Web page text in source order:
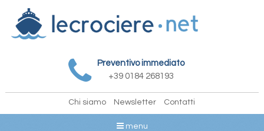
Preventivo immediato
+39 0184 268193
Chi siamo Newsletter Contatti
menu